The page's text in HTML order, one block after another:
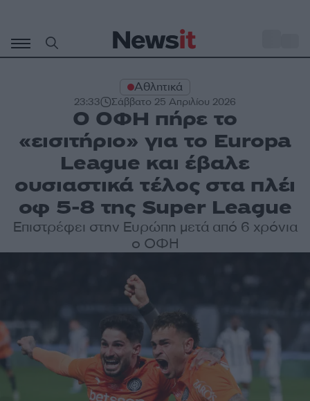
περιεχόμενο
Αθλητικά
23:33 Σάββατο 25 Απριλίου 2026
Ο ΟΦΗ πήρε το
«εισιτήριο» για το Europa
League και έβαλε
ουσιαστικά τέλος στα πλέι
οφ 5-8 της Super League
Επιστρέφει στην Ευρώπη μετά από 6 χρόνια
ο ΟΦΗ